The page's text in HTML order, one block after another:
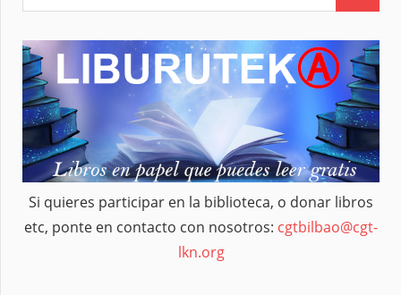
Si quieres participar en la biblioteca, o donar libros
etc, ponte en contacto con nosotros: cgtbilbao@cgt-
lkn.org